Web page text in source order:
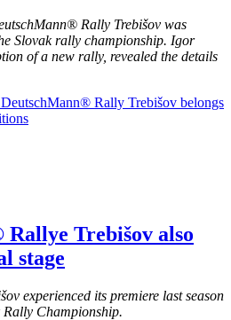
Rally Trebišov was
Slovak rally championship. Igor
of a new rally, revealed the details
Rally Trebišov belongs
Trebišov also
stage
experienced its premiere last season
Rally Championship.